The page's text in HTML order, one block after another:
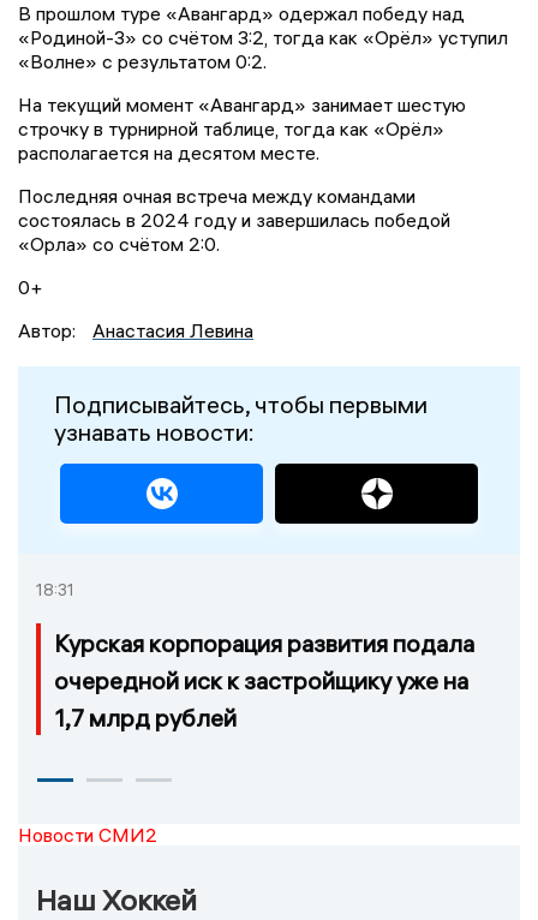
В прошлом туре «Авангард» одержал победу над
«Родиной-3» со счётом 3:2, тогда как «Орёл» уступил
«Волне» с результатом 0:2.
На текущий момент «Авангард» занимает шестую
строчку в турнирной таблице, тогда как «Орёл»
располагается на десятом месте.
Последняя очная встреча между командами
состоялась в 2024 году и завершилась победой
«Орла» со счётом 2:0.
0+
Автор:
Анастасия Левина
Подписывайтесь, чтобы первыми
узнавать новости:
18:31
Курская корпорация развития подала
очередной иск к застройщику уже на
1,7 млрд рублей
Новости СМИ2
Наш Хоккей